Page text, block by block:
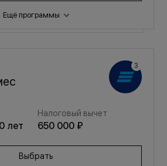
Ещё программы
650 000 ₽
Выбрать
лет
Налоговый вычет
650 000 ₽
Выбрать